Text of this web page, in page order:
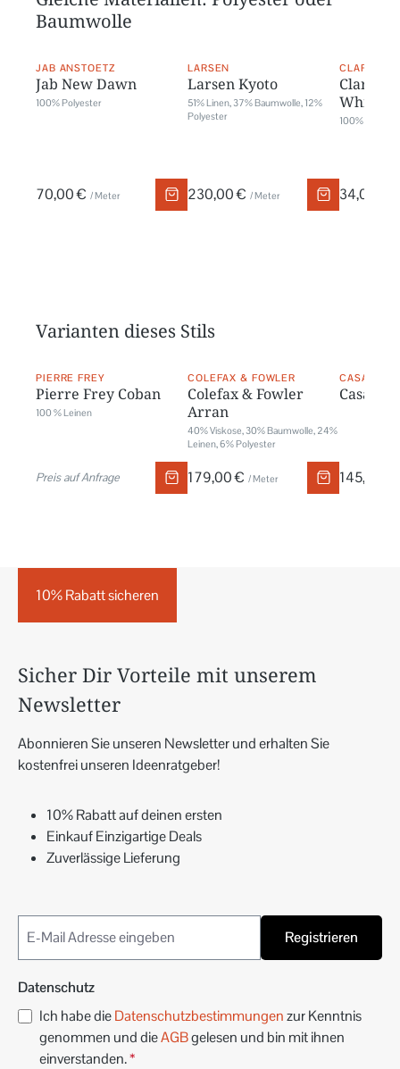
Baumwolle
JAB ANSTOETZ
Jab New Dawn
100% Polyester
70,00 € / Meter
LARSEN
Larsen Kyoto
51% Linen, 37% Baumwolle, 12%
Polyester
230,00 € / Meter
CLARKE &
Clarke
Whinfell
100%
34,00 €
Varianten dieses Stils
PIERRE FREY
Pierre Frey Coban
100 % Leinen
Preis auf Anfrage
COLEFAX & FOWLER
Colefax & Fowler
Arran
40% Viskose, 30% Baumwolle, 24%
Leinen, 6% Polyester
179,00 € / Meter 145,00 €
10% Rabatt sicheren
Sicher Dir Vorteile mit unserem
Newsletter
Abonnieren Sie unseren Newsletter und erhalten Sie
kostenfrei unseren Ideenratgeber!
10% Rabatt auf deinen ersten
Einkauf Einzigartige Deals
Zuverlässige Lieferung
Registrieren
Datenschutz
Ich habe dieDatenschutzbestimmungenzur Kenntnis
genommen und dieAGBgelesen und bin mit ihnen
einverstanden.*